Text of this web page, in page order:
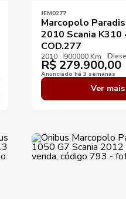
JEM0277
Marcopolo
2010 Scania
COD.277
2010 900000 Km
R$ 279.900,00
Anunciado há 3 semanas
Ver mais